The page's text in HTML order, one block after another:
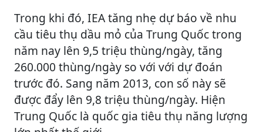
Trong khi đó, IEA tăng nhẹ dự báo về nhu
cầu tiêu thụ dầu mỏ của Trung Quốc trong
năm nay lên 9,5 triệu thùng/ngày, tăng
260.000 thùng/ngày so với với dự đoán
trước đó. Sang năm 2013, con số này sẽ
được đẩy lên 9,8 triệu thùng/ngày. Hiện
Trung Quốc là quốc gia tiêu thụ năng lượng